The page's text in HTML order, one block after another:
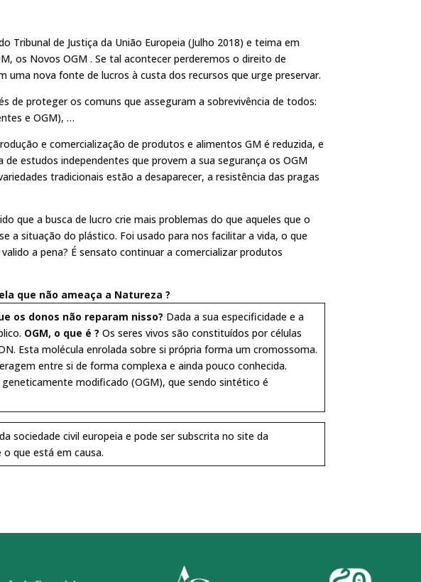
de Justiça da União Europeia (Julho 2018) e teima em
os Novos OGM . Se tal acontecer perderemos o direito de
nova fonte de lucros à custa dos recursos que urge preservar.
de proteger os comuns que asseguram a sobrevivência de todos:
e OGM), …
e comercialização de produtos e alimentos GM é reduzida, e
estudos independentes que provem a sua segurança os OGM
tradicionais estão a desaparecer, a resistência das pragas
que a busca de lucro crie mais problemas do que aqueles que o
a situação do plástico. Foi usado para nos facilitar a vida, o que
a pena? É sensato continuar a comercializar produtos
que não ameaça a Natureza ?
os donos não reparam nisso? Dada a sua especificidade e a
OGM, o que é ? Os seres vivos são constituídos por células
Esta molécula enrolada sobre si própria forma um cromossoma.
entre si de forma complexa e ainda pouco conhecida.
modificado (OGM), que sendo sintético é
sociedade civil europeia e pode ser subscrita no site da
que está em causa.